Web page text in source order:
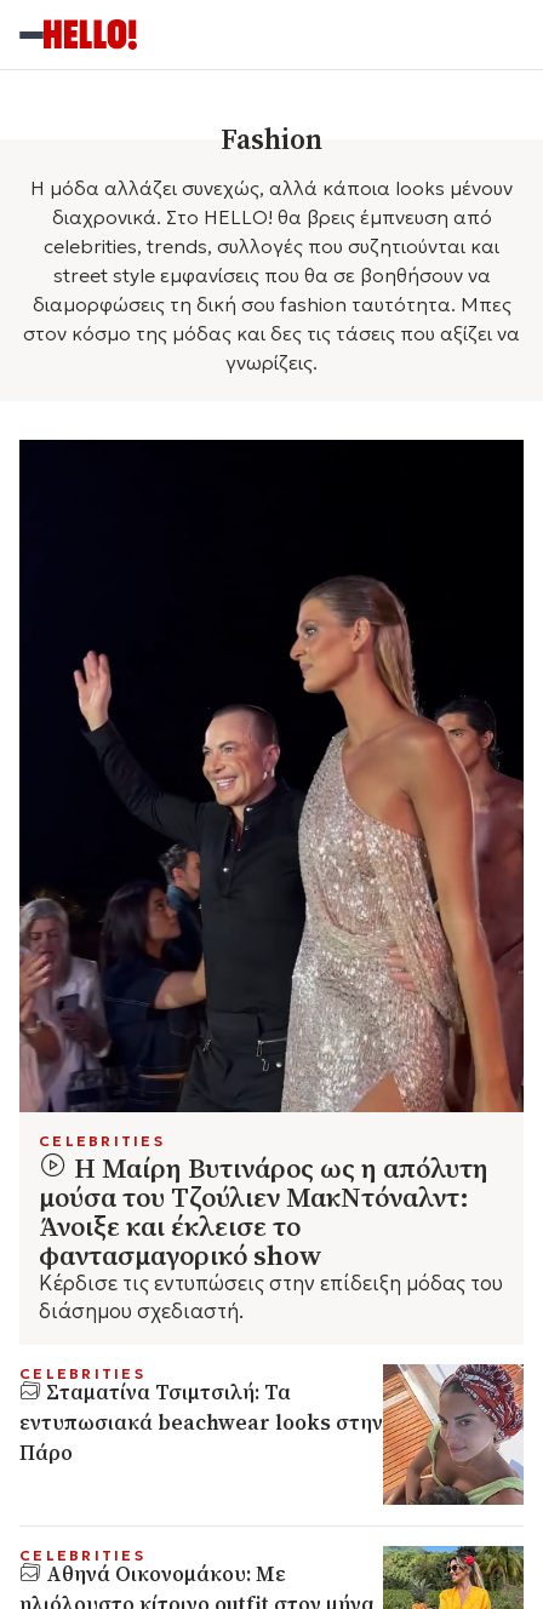
Fashion
Η μόδα αλλάζει συνεχώς, αλλά κάποια looks μένουν
διαχρονικά. Στο HELLO! θα βρεις έμπνευση από
celebrities, trends, συλλογές που συζητιούνται και
street style εμφανίσεις που θα σε βοηθήσουν να
διαμορφώσεις τη δική σου fashion ταυτότητα. Μπες
στον κόσμο της μόδας και δες τις τάσεις που αξίζει να
γνωρίζεις.
CELEBRITIES
Η Μαίρη Βυτινάρος ως η απόλυτη
μούσα του Τζούλιεν ΜακΝτόναλντ:
Άνοιξε και έκλεισε το
φαντασμαγορικό show
Kέρδισε τις εντυπώσεις στην επίδειξη μόδας του
διάσημου σχεδιαστή.
CELEBRITIES
Σταματίνα Τσιμτσιλή: Τα
εντυπωσιακά beachwear looks στην
Πάρο
CELEBRITIES
Αθηνά Οικονομάκου: Mε